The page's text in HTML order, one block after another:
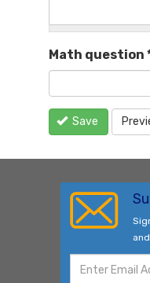
Math question
Save